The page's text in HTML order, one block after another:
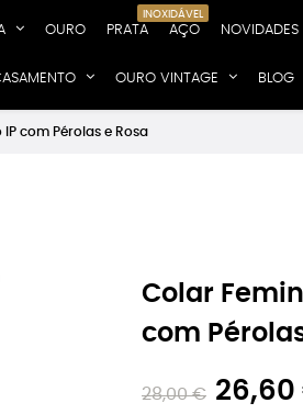
OURO PRATA AÇO
INOXIDÁVEL
NOVIDADES
OURO VINTAGE BLOG
com Pérolas e Rosa
Colar
com
28,00 € 26,60